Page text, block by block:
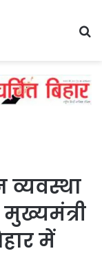
व्यवस्था
में